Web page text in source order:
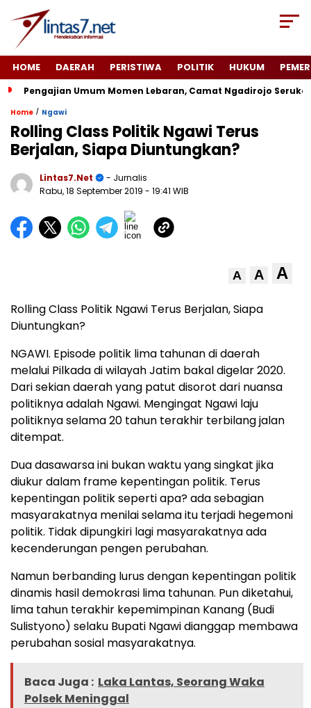
HOME DAERAH PERISTIWA POLITIK HUKUM
Pengajian Umum Momen Lebaran, Camat Ngadirojo
Home / Ngawi
Rolling Class Politik Ngawi Terus
Berjalan, Siapa Diuntungkan?
Lintas7.net
- Jurnalis
Rabu, 18 September 2019 - 19:41 WIB
A A A
Rolling Class Politik Ngawi Terus Berjalan, Siapa
Diuntungkan?
NGAWI. Episode politik lima tahunan di daerah
melalui Pilkada di wilayah Jatim bakal digelar 2020.
Dari sekian daerah yang patut disorot dari nuansa
politiknya adalah Ngawi. Mengingat Ngawi laju
politiknya selama 20 tahun terakhir terbilang jalan
ditempat.
Dua dasawarsa ini bukan waktu yang singkat jika
diukur dalam frame kepentingan politik. Terus
kepentingan politik seperti apa? ada sebagian
masyarakatnya menilai selama itu terjadi hegemoni
politik. Tidak dipungkiri lagi masyarakatnya ada
kecenderungan pengen perubahan.
Namun berbanding lurus dengan kepentingan politik
dinamis hasil demokrasi lima tahunan. Pun diketahui,
lima tahun terakhir kepemimpinan Kanang (Budi
Sulistyono) selaku Bupati Ngawi dianggap membawa
perubahan sosial masyarakatnya.
Baca Juga : Laka Lantas, Seorang Waka
Polsek Meninggal